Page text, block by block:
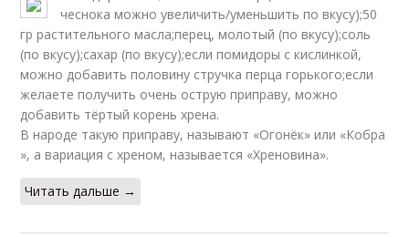
чеснока можно увеличить/уменьшить по вкусу);50
гр растительного масла;перец, молотый (по вкусу);соль
(по вкусу);сахар (по вкусу);если помидоры с кислинкой,
можно добавить половину стручка перца горького;если
желаете получить очень острую приправу, можно
добавить тёртый корень хрена.
В народе такую приправу, называют «Огонёк» или «Кобра
», а вариация с хреном, называется «Хреновина».
Читать дальше →